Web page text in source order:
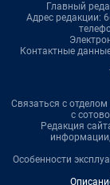
Главный
Адрес редакции:
Контактные
Связаться с
с
Редакция
Особенности